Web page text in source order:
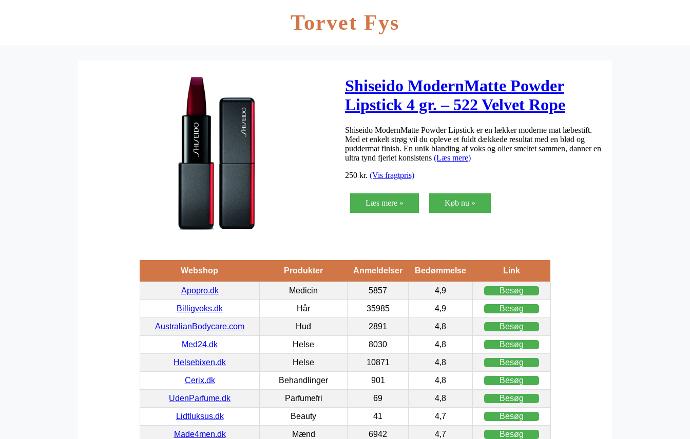
Torvet Fys
Shiseido ModernMatte Powder
Lipstick 4 gr. – 522 Velvet Rope
Shiseido ModernMatte Powder Lipstick er en lækker moderne mat læbestift.
Med et enkelt strøg vil du opleve et fuldt dækkede resultat med en blød og
puddermat finish. En unik blanding af voks og olier smeltet sammen, danner en
ultra tynd fjerlet konsistens (Læs mere)
250 kr. (Vis fragtpris)
Læs mere » Køb nu »
Webshop Produkter Anmeldelser Bedømmelse Link
Apopro.dk Medicin 5857 4,9 Besøg
Billigvoks.dk Hår 35985 4,9 Besøg
AustralianBodycare.com Hud 2891 4,8 Besøg
Med24.dk Helse 8030 4,8 Besøg
Helsebixen.dk Helse 10871 4,8 Besøg
Cerix.dk Behandlinger 901 4,8 Besøg
UdenParfume.dk Parfumefri 69 4,8 Besøg
Lidtluksus.dk Beauty 41 4,7 Besøg
Made4men.dk Mænd 6942 4,7 Besøg